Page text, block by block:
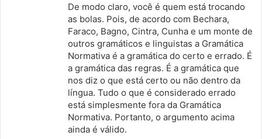
De modo claro, você é quem está trocando
as bolas. Pois, de acordo com Bechara,
Faraco, Bagno, Cintra, Cunha e um monte de
outros gramáticos e linguistas a Gramática
Normativa é a gramática do certo e errado. É
a gramática das regras. É a gramática que
nos diz o que está certo ou não dentro da
língua. Tudo o que é considerado errado
está simplesmente fora da Gramática
Normativa. Portanto, o argumento acima
ainda é válido.